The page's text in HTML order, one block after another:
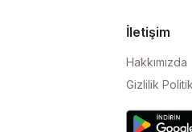
İletişim
Hakkımızda
Gizlilik